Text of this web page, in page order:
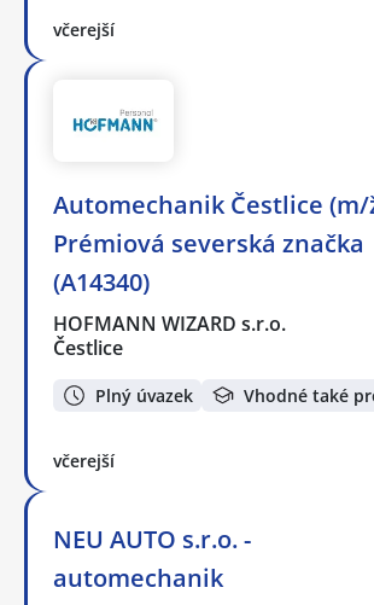
včerejší
Automechanik Čestlice (m/
Prémiová severská značka
(A14340)
HOFMANN WIZARD s.r.o.
Čestlice
Plný úvazek Vhodné také
včerejší
NEU AUTO s.r.o. -
automechanik